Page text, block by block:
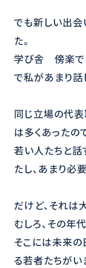
でも新しい出会
た。
学び舎 傍楽で
で私があまり話
同じ立場の代
は多くあったの
若い人たちと話
たし、あまり必
だけど、それは
むしろ、その年
そこには未来の
る若者たちがい